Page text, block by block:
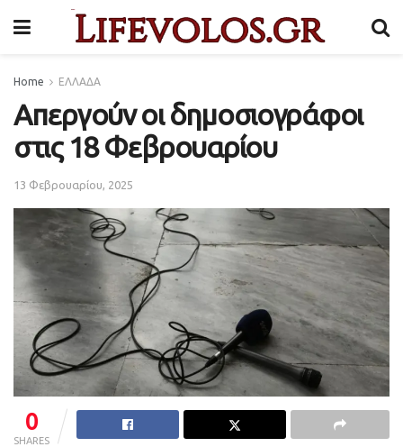
Home ΕΛΛΑΔΑ
Απεργούν οι δημοσιογράφοι
στις 18 Φεβρουαρίου
13 Φεβρουαρίου, 2025
0
SHARES